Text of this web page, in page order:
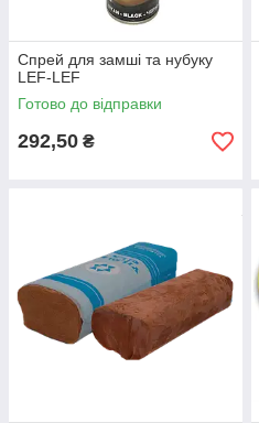
Спрей для замші та нубуку
LEF-LEF
Готово до відправки
292,50 ₴